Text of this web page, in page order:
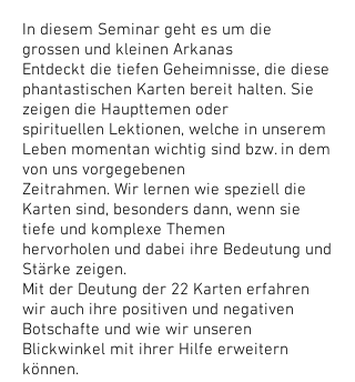
In diesem Seminar geht es um die
grossen und kleinen Arkanas
Entdeckt die tiefen Geheimnisse, die diese
phantastischen Karten bereit halten. Sie
zeigen die Haupttemen oder
spirituellen Lektionen, welche in unserem
Leben momentan wichtig sind bzw. in dem
von uns vorgegebenen
Zeitrahmen. Wir lernen wie speziell die
Karten sind, besonders dann, wenn sie
tiefe und komplexe Themen
hervorholen und dabei ihre Bedeutung und
Stärke zeigen.
Mit der Deutung der 22 Karten erfahren
wir auch ihre positiven und negativen
Botschafte und wie wir unseren
Blickwinkel mit ihrer Hilfe erweitern
können.